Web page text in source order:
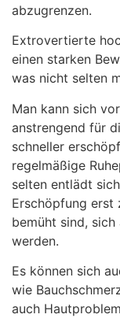
abzugrenzen.
Extrovertierte
einen starken
was nicht selten
Man kann sich
anstrengend für
schneller
regelmäßige
selten entlädt
Erschöpfung erst
bemüht sind,
werden.
Es können sich
wie
auch